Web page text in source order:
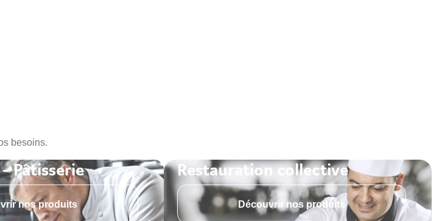
besoins.
Pâtisserie
nos produits
Restauration collective
Découvrir nos produits